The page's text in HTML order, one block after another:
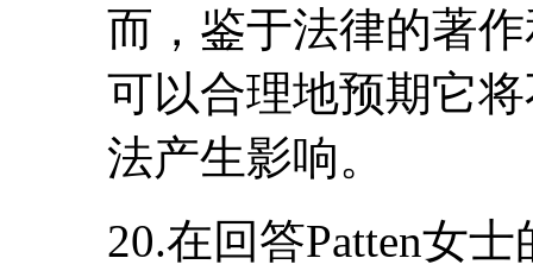
而，鉴于法律的著
可以合理地预期它
法产生影响。
20.在回答Patten女